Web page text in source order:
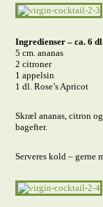
Ingredienser – ca. 6
5 cm. ananas
2 citroner
1 appelsin
1 dl. Rose’s Apricot
Skræl ananas, citron
bagefter.
Serveres kold – gerne